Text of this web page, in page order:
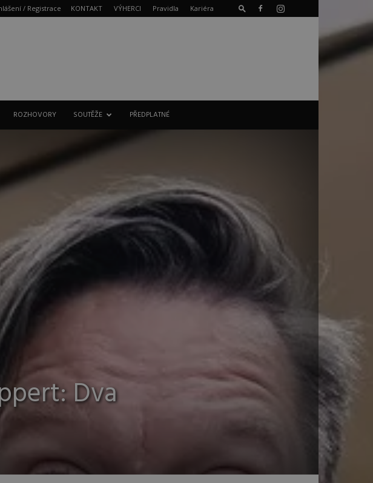
/ Registrace KONTAKT VÝHERCI Pravidla Kariéra
ROZHOVORY SOUTĚŽE PŘEDPLATNÉ
Dva